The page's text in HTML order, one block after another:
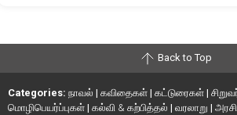
Back to Top
Categories: நாவல் | கவிதைகள் | கட்டுரைகள் |
மொழிபெயர்ப்புகள் | கல்வி & கற்பித்தல் | வரலாறு |